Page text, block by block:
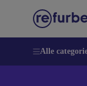
Alle